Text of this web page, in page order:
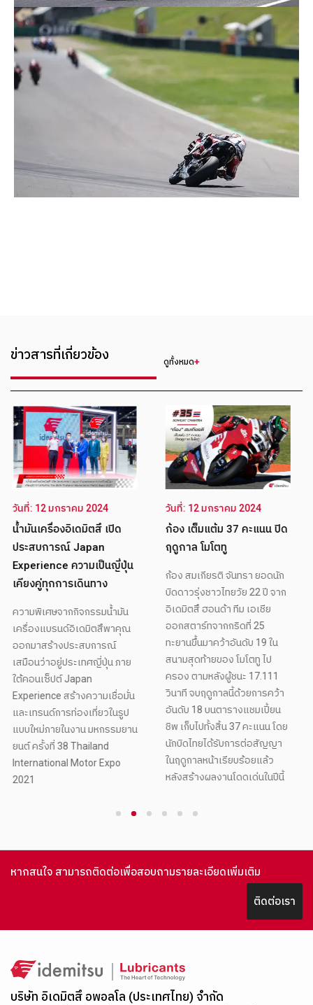
ข่าวสารที่เกี่ยวข้อง ดูทั้งหมด
วันที่: 12 มกราคม 2024
ก้อง เต็มแต้ม 37 คะแนน ปิด
ฤดูกาล โมโตทู
ก้อง สมเกียรติ จันทรา ยอดนัก
บิดดาวรุ่งชาวไทยวัย 22 ปี จาก
อิเดมิตสึ ฮอนด้า ทีม เอเชีย
ออกสตาร์ทจากกริดที่ 25
ทะยานขึ้นมาคว้าอันดับ 19 ใน
สนามสุดท้ายของ โมโตทู ไป
ครอง ตามหลังผู้ชนะ 17.111
วินาที จบฤดูกาลนี้ด้วยการคว้า
อันดับ 18 บนตารางแชมเปี้ยน
ชิพ เก็บไปทั้งสิ้น 37 คะแนน โดย
นักบิดไทยได้รับการต่อสัญญา
ในฤดูกาลหน้าเรียบร้อยแล้ว
หลังสร้างผลงานโดดเด่นในปีนี้
วันที่: 12 มกราคม 2024
ทาคาอากิ ที่วาเลนเซีย
ทาคาอากิ นาคากามิ ไม่สามารถ
Championship ปี 2021 ด้วย
คะแนนที่สูงสุดได้ เนื่องจากเขา
ตกรอบในช่วงแรกๆ ของ
รายการวาเลนเซีย กรังด์ปรีซ์
ซึ่งเป็นการสิ้นสุดฤดูกาล
หากสนใจ สามารถติดต่อเพื่อสอบถามรายละเอียดเพิ่มเติม
ติดต่อเรา
บริษัท อิเดมิตสึ อพอลโล (ประเทศไทย) จำกัด